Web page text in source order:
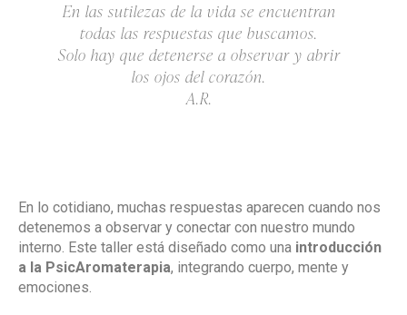
En las sutilezas de la vida se encuentran
todas las respuestas que buscamos.
Solo hay que detenerse a observar y abrir
los ojos del corazón.
A.R.
En lo cotidiano, muchas respuestas aparecen cuando nos
detenemos a observar y conectar con nuestro mundo
interno. Este taller está diseñado como una introducción
a la PsicAromaterapia, integrando cuerpo, mente y
emociones.